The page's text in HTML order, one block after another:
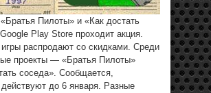
Пилоты» и «Как достать
Play Store проходит акция.
игры распродают со скидками. Среди
проекты — «Братья Пилоты»
соседа». Сообщается,
действуют до 6 января. Разные